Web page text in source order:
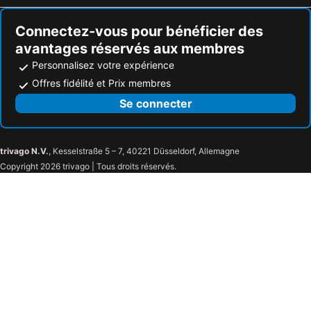
Connectez-vous pour bénéficier des
avantages réservés aux membres
Personnalisez votre expérience
Offres fidélité et Prix membres
Se connecter
trivago N.V., Kesselstraße 5 – 7, 40221 Düsseldorf, Allemagne
Copyright 2026 trivago | Tous droits réservés.